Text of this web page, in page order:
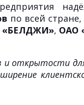
по всей
«БЕЛДЖИ», ОАО
открытости